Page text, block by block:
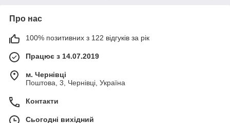
Про нас
100% позитивних з 122 відгуків за рік
Працює з 14.07.2019
м. Чернівці
Поштова, 3, Чернівці, Україна
Контакти
Сьогодні вихідний